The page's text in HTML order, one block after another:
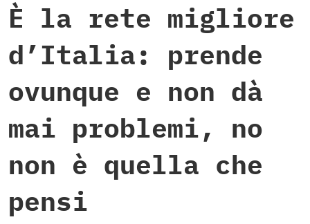
È la rete migliore
d’Italia: prende
ovunque e non dà
mai problemi, no
non è quella che
pensi